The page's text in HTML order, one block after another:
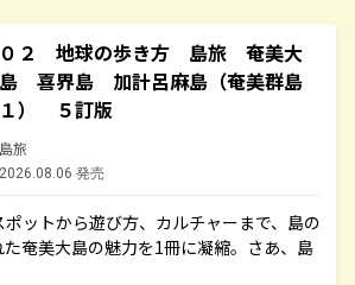
０２ 地球の歩き方 島旅 奄美大
島 喜界島 加計呂麻島（奄美群島
１） ５訂版
島旅
2026.08.06 発売
ットから遊び方、カルチャーまで、島の
奄美大島の魅力を1冊に凝縮。さあ、島